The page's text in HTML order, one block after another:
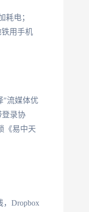
耗电；
用手机
"流媒体优
登录协
《易中天
Dropbox